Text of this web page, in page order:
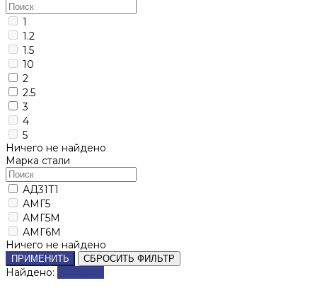
1
1.2
1.5
10
2
2.5
3
4
5
Ничего не найдено
Марка стали
АД31Т1
АМГ5
АМГ5М
АМГ6М
Ничего не найдено
ПРИМЕНИТЬ СБРОСИТЬ ФИЛЬТР
Найдено: